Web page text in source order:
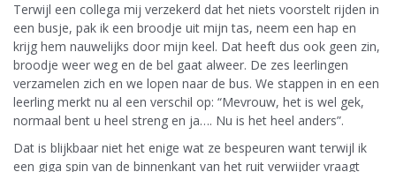
Terwijl een collega mij verzekerd dat het niets voorstelt rijden in
een busje, pak ik een broodje uit mijn tas, neem een hap en
krijg hem nauwelijks door mijn keel. Dat heeft dus ook geen zin,
broodje weer weg en de bel gaat alweer. De zes leerlingen
verzamelen zich en we lopen naar de bus. We stappen in en een
leerling merkt nu al een verschil op: “Mevrouw, het is wel gek,
normaal bent u heel streng en ja…. Nu is het heel anders”.
Dat is blijkbaar niet het enige wat ze bespeuren want terwijl ik
een giga spin van de binnenkant van het ruit verwijder vraagt